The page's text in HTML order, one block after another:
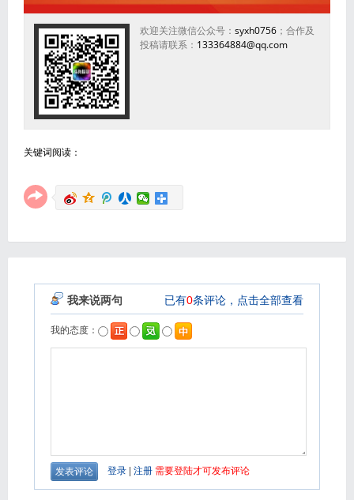
欢迎关注微信公众号： syxh0756；合作及
投稿请联系： 133364884@qq.com
关键词阅读：